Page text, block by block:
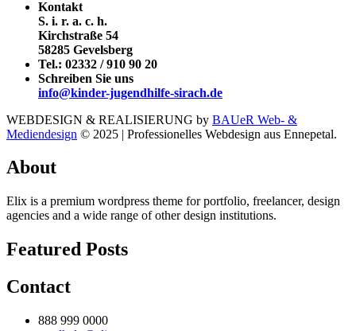
Kontakt
S. i. r. a. c. h.
Kirchstraße 54
58285 Gevelsberg
Tel.: 02332 / 910 90 20
Schreiben Sie uns
info@kinder-jugendhilfe-sirach.de
WEBDESIGN & REALISIERUNG by BAUeR Web- &
Mediendesign © 2025 | Professionelles Webdesign aus Ennepetal.
About
Elix is a premium wordpress theme for portfolio, freelancer, design
agencies and a wide range of other design institutions.
Featured Posts
Contact
888 999 0000